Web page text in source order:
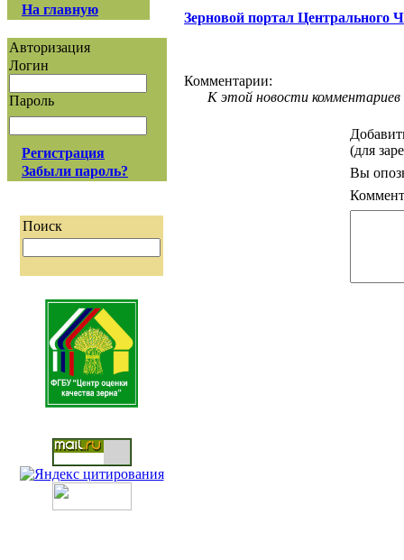
На главную
Авторизация
Логин
Пароль
Регистрация
Забыли пароль?
Поиск
Зерновой портал Центрального
Комментарии:
К этой новости комментариев
(для
Вы